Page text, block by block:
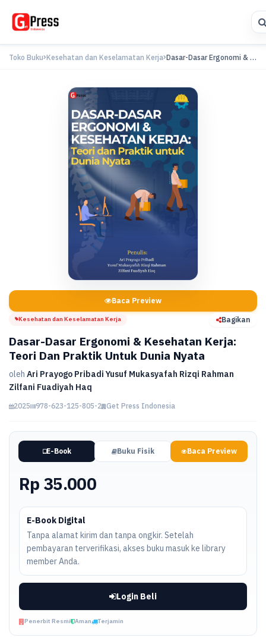
Toko Buku Kesehatan dan Keselamatan Kerja Dasar-Dasar Ergonomi & Kesehatan Kerja:...
Baca Preview
Kesehatan dan Keselamatan Kerja Bagikan
Dasar-Dasar Ergonomi & Kesehatan Kerja:
Teori Dan Praktik Untuk Dunia Nyata
olehAri Prayogo Pribadi Yusuf Mukasyafah Rizqi Rahman
Zilfani Fuadiyah Haq
2025 978-623-125-805-2 Get Press Indonesia
E-Book Buku Fisik Baca Preview
Rp 35.000
E-Book Digital
Tanpa alamat kirim dan tanpa ongkir. Setelah
pembayaran terverifikasi, akses buku masuk ke library
member Anda.
Login Beli
Penerbit Resmi Aman Terjamin